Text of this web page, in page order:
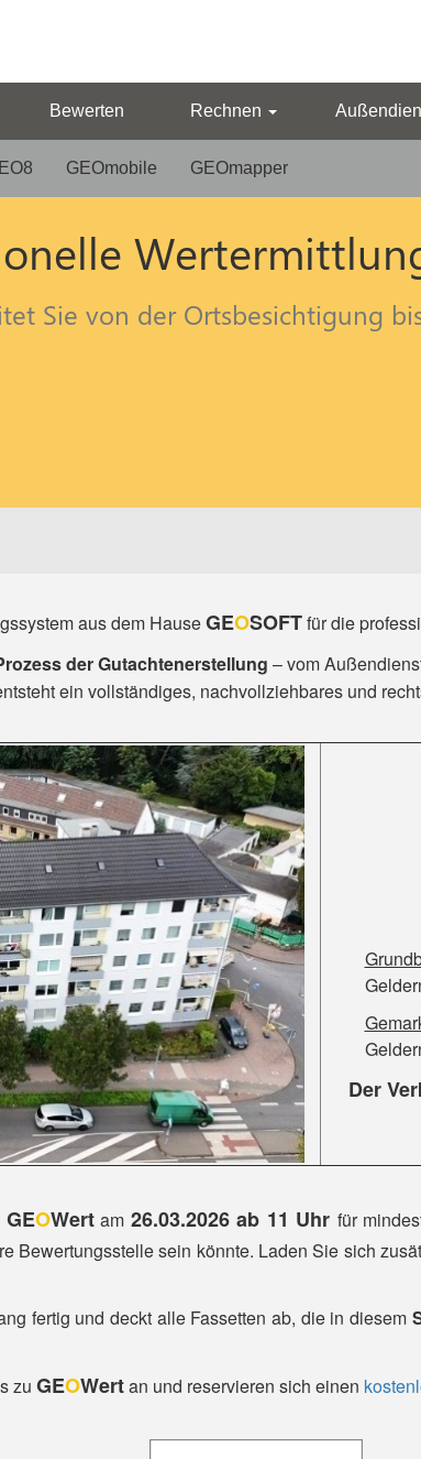
Bewerten Rechnen
GEOmobile GEOmapper
Sie von der Ortsbesichtigung
aus dem HauseGEOSOFTfür die
der Gutachtenerstellung – vom
ein vollständiges, nachvollziehbares und
Der
GEOWert am 26.03.2026 ab 11 Uhr für
Bewertungsstelle sein könnte. Laden Sie sich
fertig und deckt alle Fassetten ab, die in diesem
zu GEOWertan und reservieren sich einen